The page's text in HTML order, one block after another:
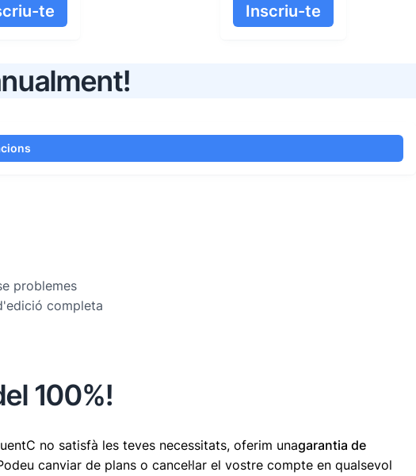
te Inscriu-te
problemes
completa
100%!
no satisfà les teves necessitats, oferim unagarantia de
canviar de plans o cancel·lar el vostre compte en qualsevol